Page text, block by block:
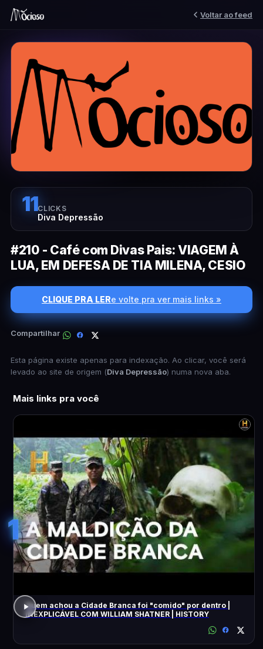
Voltar ao feed
11CLICKS
Diva Depressão
#210 - Café com Divas Pais: VIAGEM À
LUA, EM DEFESA DE TIA MILENA, CESIO
CLIQUE PRA LERe volte pra ver mais links »
Compartilhar
Esta página existe apenas para indexação. Ao clicar, você será
levado ao site de origem (Diva Depressão) numa nova aba.
Mais links pra você
1
Quem achou a Cidade Branca foi "comido" por dentro |
INEXPLICÁVEL COM WILLIAM SHATNER | HISTORY